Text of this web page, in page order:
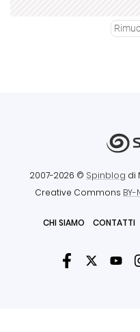
2007-2026 © Spinblog di
Creative Commons BY-
CHI SIAMO CONTATTI